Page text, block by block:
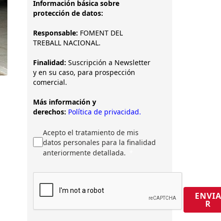
Información básica sobre
protección de datos:
Responsable: FOMENT DEL
TREBALL NACIONAL.
Finalidad: Suscripción a Newsletter
y en su caso, para prospección
comercial.
Más información y
derechos: Política de privacidad.
Acepto el tratamiento de mis
datos personales para la finalidad
anteriormente detallada.
ENVIA
R